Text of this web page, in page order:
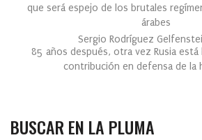
que será espejo de los brutales
árabes
Sergio Rodríguez
85 años después, otra vez Rusia está
contribución en defensa de la
BUSCAR EN LA PLUMA